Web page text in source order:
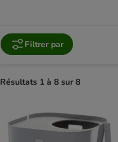
Filtrer par
Résultats 1 à 8 sur 8